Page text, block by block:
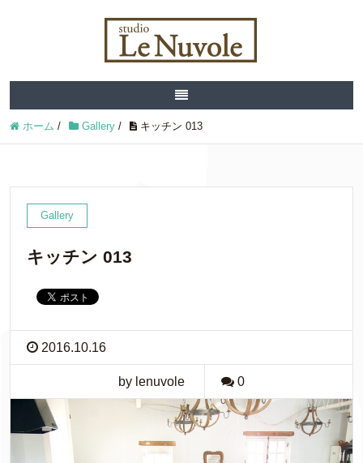
ホーム / Gallery / キッチン 013
Gallery
キッチン 013
2016.10.16
by lenuvole 0